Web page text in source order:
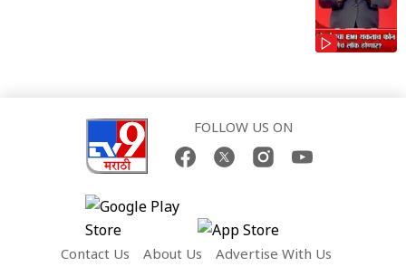
FOLLOW US ON
Contact Us About Us
Advertise With Us